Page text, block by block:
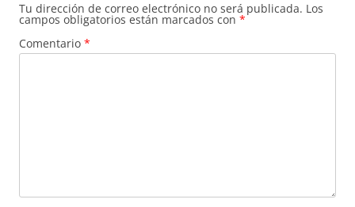
Tu dirección de correo electrónico no será publicada. Los
campos obligatorios están marcados con *
Comentario *